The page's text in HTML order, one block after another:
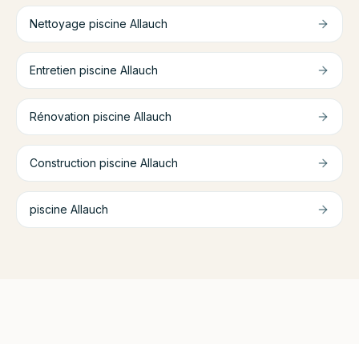
Nettoyage piscine Allauch
Entretien piscine Allauch
Rénovation piscine Allauch
Construction piscine Allauch
piscine Allauch